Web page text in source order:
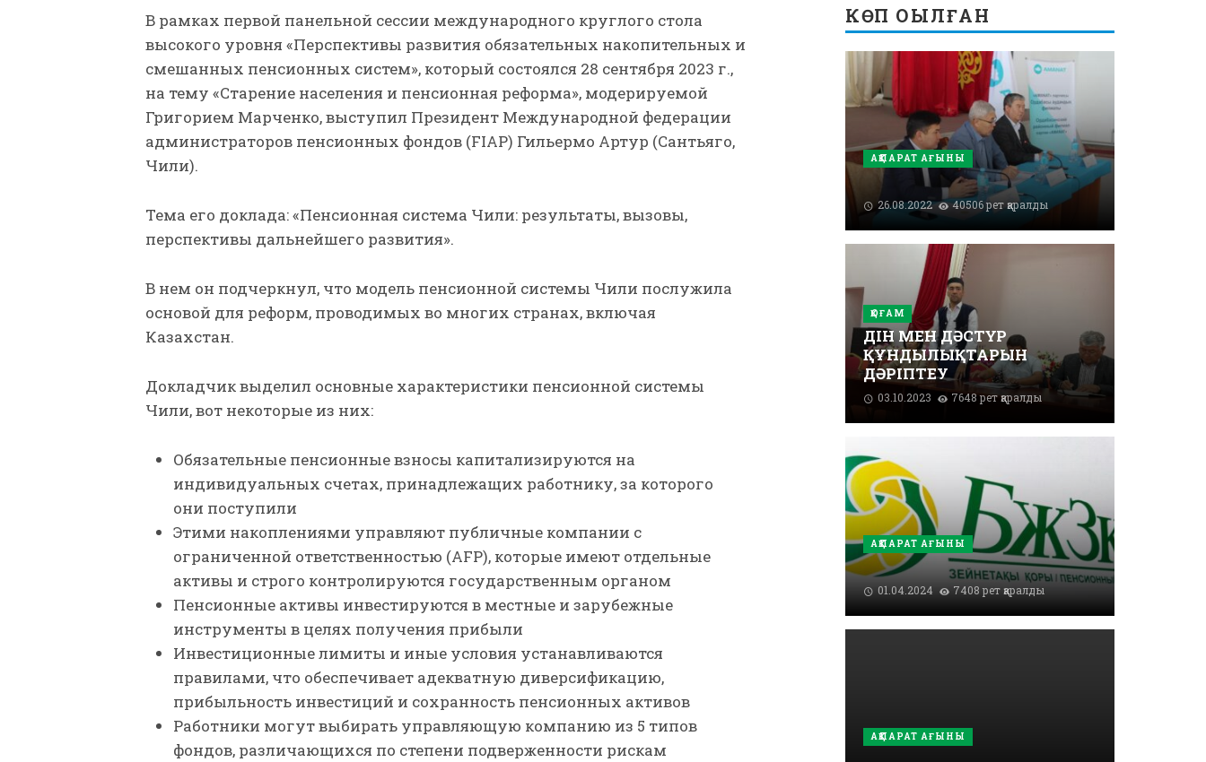
В рамках первой панельной сессии международного круглого стола
высокого уровня «Перспективы развития обязательных накопительных и
смешанных пенсионных систем», который состоялся 28 сентября 2023 г.,
на тему «Старение населения и пенсионная реформа», модерируемой
Григорием Марченко, выступил Президент Международной федерации
администраторов пенсионных фондов (FIAP) Гильермо Артур (Сантьяго,
Чили).
Тема его доклада: «Пенсионная система Чили: результаты, вызовы,
перспективы дальнейшего развития».
В нем он подчеркнул, что модель пенсионной системы Чили послужила
основой для реформ, проводимых во многих странах, включая
Казахстан.
Докладчик выделил основные характеристики пенсионной системы
Чили, вот некоторые из них:
Обязательные пенсионные взносы капитализируются на
индивидуальных счетах, принадлежащих работнику, за которого
они поступили
Этими накоплениями управляют публичные компании с
ограниченной ответственностью (AFP), которые имеют отдельные
активы и строго контролируются государственным органом
Пенсионные активы инвестируются в местные и зарубежные
инструменты в целях получения прибыли
Инвестиционные лимиты и иные условия устанавливаются
правилами, что обеспечивает адекватную диверсификацию,
прибыльность инвестиций и сохранность пенсионных активов
Работники могут выбирать управляющую компанию из 5 типов
фондов, различающихся по степени подверженности рискам
КӨП ОҚЫЛҒАН
АҚПАРАТ АҒЫНЫ
26.08.2022 40506 рет қаралды
ҚОҒАМ
ДІН МЕН ДӘСТҮР
ҚҰНДЫЛЫҚТАРЫН
ДӘРІПТЕУ
03.10.2023 7648 рет қаралды
АҚПАРАТ АҒЫНЫ
01.04.2024 7408 рет қаралды
АҚПАРАТ АҒЫНЫ